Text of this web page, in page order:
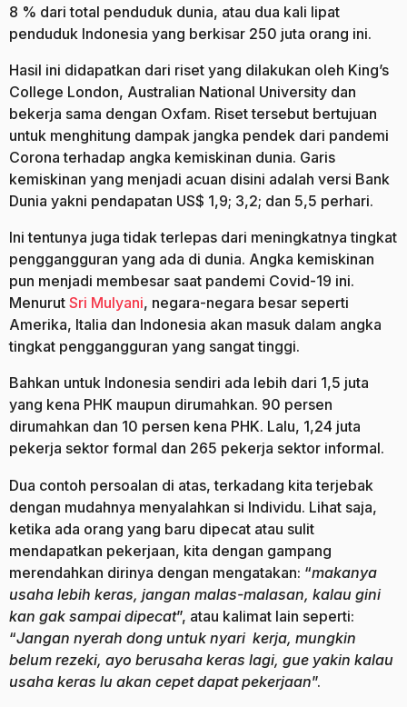
8 % dari total penduduk dunia, atau dua kali lipat
penduduk Indonesia yang berkisar 250 juta orang ini.
Hasil ini didapatkan dari riset yang dilakukan oleh King’s
College London, Australian National University dan
bekerja sama dengan Oxfam. Riset tersebut bertujuan
untuk menghitung dampak jangka pendek dari pandemi
Corona terhadap angka kemiskinan dunia. Garis
kemiskinan yang menjadi acuan disini adalah versi Bank
Dunia yakni pendapatan US$ 1,9; 3,2; dan 5,5 perhari.
Ini tentunya juga tidak terlepas dari meningkatnya tingkat
penggangguran yang ada di dunia. Angka kemiskinan
pun menjadi membesar saat pandemi Covid-19 ini.
Menurut Sri Mulyani, negara-negara besar seperti
Amerika, Italia dan Indonesia akan masuk dalam angka
tingkat penggangguran yang sangat tinggi.
Bahkan untuk Indonesia sendiri ada lebih dari 1,5 juta
yang kena PHK maupun dirumahkan. 90 persen
dirumahkan dan 10 persen kena PHK. Lalu, 1,24 juta
pekerja sektor formal dan 265 pekerja sektor informal.
Dua contoh persoalan di atas, terkadang kita terjebak
dengan mudahnya menyalahkan si Individu. Lihat saja,
ketika ada orang yang baru dipecat atau sulit
mendapatkan pekerjaan, kita dengan gampang
merendahkan dirinya dengan mengatakan: “makanya
usaha lebih keras, jangan malas-malasan, kalau gini
kan gak sampai dipecat”, atau kalimat lain seperti:
“Jangan nyerah dong untuk nyari kerja, mungkin
belum rezeki, ayo berusaha keras lagi, gue yakin kalau
usaha keras lu akan cepet dapat pekerjaan”.